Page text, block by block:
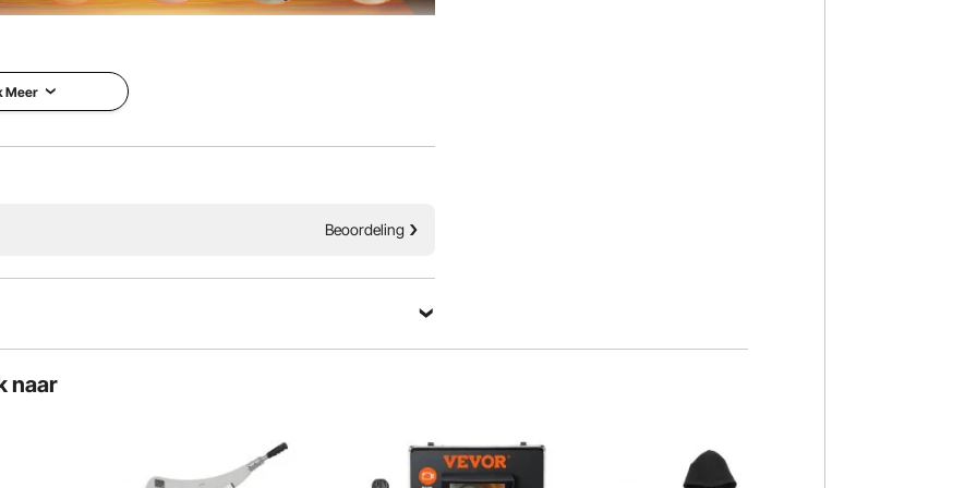
mm (13,78 x 13,78 x 6,54 inch)
de scène en de effecten van lezen, leren, werken en
optimaliseren.
een betere observatie en bediening mogelijk is.
Meer
Beoordeling
naar